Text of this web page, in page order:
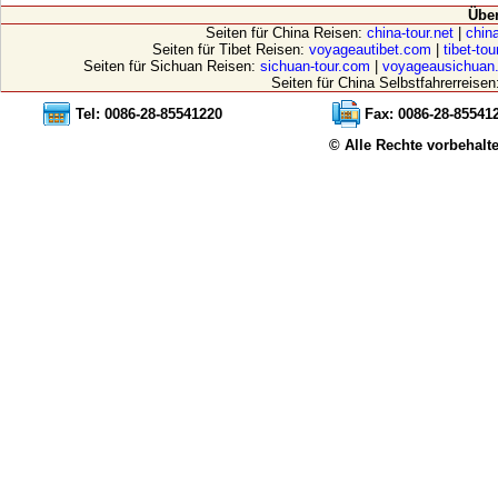
Seiten für China Reisen: china-tour.net|
Seiten für Tibet Reisen: voyageautibet.com
tibet-
Seiten für Sichuan Reisen: sichuan-tour.com
Seiten für China
Tel: 0086-28-85541220
Fax: 0086-28-
© Alle Rechte